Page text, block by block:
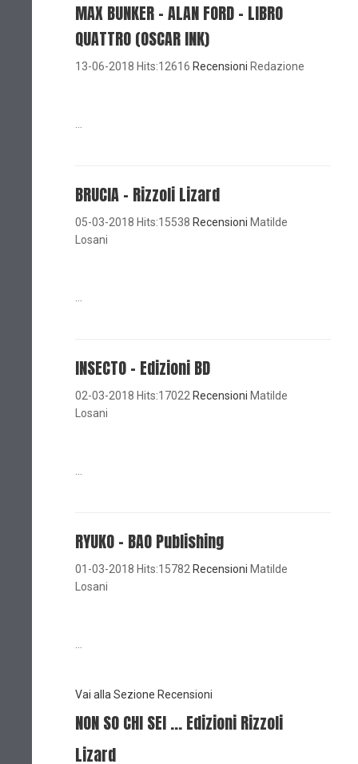
MAX BUNKER – ALAN FORD – LIBRO
QUATTRO (OSCAR INK)
13-06-2018 Hits:12616 Recensioni Redazione
BRUCIA - Rizzoli Lizard
05-03-2018 Hits:15538 Recensioni Matilde
Losani
INSECTO - Edizioni BD
02-03-2018 Hits:17022 Recensioni Matilde
Losani
RYUKO - BAO Publishing
01-03-2018 Hits:15782 Recensioni Matilde
Losani
Vai alla Sezione Recensioni
NON SO CHI SEI ... Edizioni Rizzoli
Lizard